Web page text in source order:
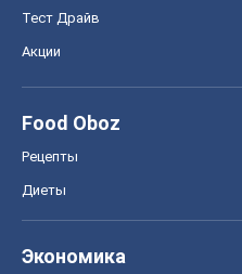
Тест Драйв
Акции
Food Oboz
Рецепты
Диеты
Экономика